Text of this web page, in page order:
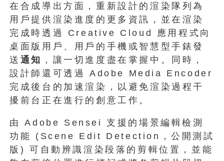
在合成導出方面，重新設計的渲染隊列為
用戶提供渲染進度的更多資訊，並在渲染
完成時透過 Creative Cloud 應用程式向
桌面版用戶、用戶的手機或智慧型手錶發
送 通知
，讓一切進度盡在掌握中。同時，
設計師還可透過 Adobe Media Encoder
完成後台的加速渲染，以避免渲染過程干
擾前台正在進行的創意工作。
由 Adobe Sensei 支援的場景編輯檢測
功能 (Scene Edit Detection，公開測試
版) 可自動辨識渲染段落的剪輯位置，並能